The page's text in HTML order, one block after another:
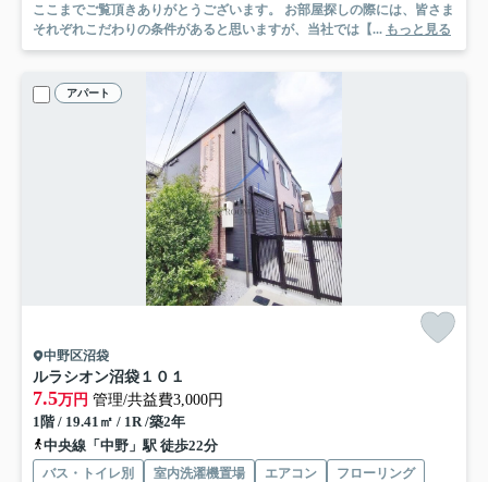
ここまでご覧頂きありがとうございます。 お部屋探しの際には、皆さま
それぞれこだわりの条件があると思いますが、当社では【... もっと見る
アパート
中野区沼袋
ルラシオン沼袋１０１
7.5万円 管理/共益費3,000円
1階 / 19.41㎡ / 1R /築2年
中央線「中野」駅 徒歩22分
バス・トイレ別 室内洗濯機置場 エアコン
フローリング